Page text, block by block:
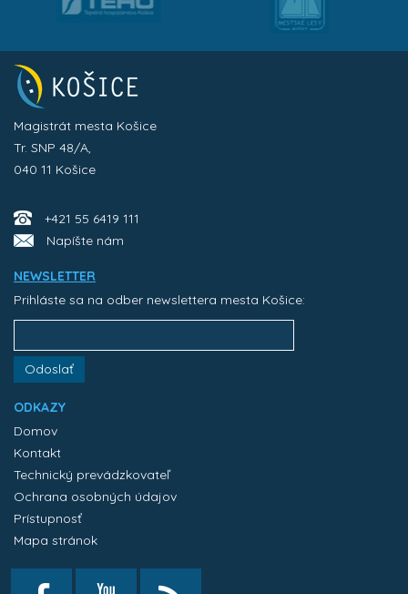
Magistrát mesta Košice
Tr. SNP 48/A,
040 11 Košice
+421 55 6419 111
Napíšte nám
NEWSLETTER
Prihláste sa na odber newslettera mesta Košice:
Odoslať
ODKAZY
Domov
Kontakt
Technický prevádzkovateľ
Ochrana osobných údajov
Prístupnosť
Mapa stránok